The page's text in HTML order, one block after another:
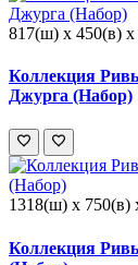
817(ш) x 450(в) x
Коллекция
Джурга (Набор)
1318(ш) x 750(в)
Коллекция